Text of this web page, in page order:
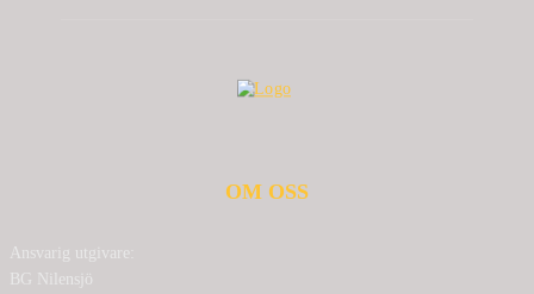
OM OSS
Ansvarig utgivare:
BG Nilensjö